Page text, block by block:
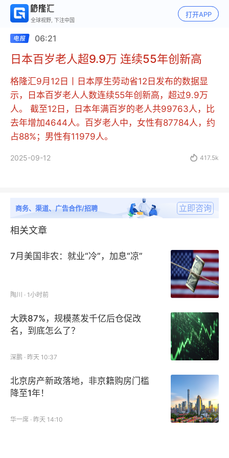
全球视野, 下注中国
打开APP
06:21
日本百岁老人超9.9万 连续55年创新高
格隆汇9月12日丨日本厚生劳动省12日发布的数据显
示，日本百岁老人人数连续55年创新高，超过9.9万
人。 截至12日，日本年满百岁的老人共99763人，比
去年增加4644人。百岁老人中，女性有87784人，约
占88%；男性有11979人。
2025-09-12  417.5k
商务、渠道、广告合作/招聘 立即咨询
相关文章
7月美国非农：就业“冷”，加息“凉”
陶川 · 1小时前
大跌87%，规模蒸发千亿后仓促改
名，到底怎么了？
深鹏 · 昨天 10:37
北京房产新政落地，非京籍购房门槛
降至1年！
华一席 · 昨天 14:10